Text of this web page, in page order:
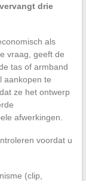
drie
als
vraag, geeft de
tas of armband
aankopen te
ze het ontwerp
afwerkingen.
voordat u
(clip,